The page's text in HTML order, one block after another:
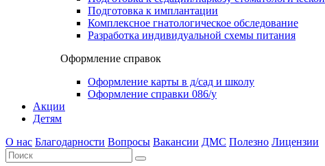
Подготовка к имплантации
Комплексное гнатологическое обследование
Разработка индивидуальной схемы питания
Оформление справок
Оформление карты в д/сад и школу
Оформление справки 086/у
Акции
Детям
О нас Благодарности Вопросы Вакансии ДМС Полезно Лицензии